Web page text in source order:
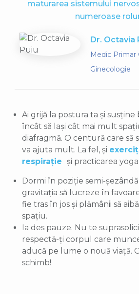
maturarea sistemului
numeroase
Dr. Octavia
Medic Primar
Ginecologie
Ai grijă la postura ta și susține
încât să lași cât mai mult
diafragmă. O centură care să
va ajuta mult. La fel, și
respirație și practicarea yoga.
Dormi în poziție semi-
gravitația să lucreze în
fie tras în jos și plămânii să
spațiu.
Ia des pauze. Nu te
respectă-ți corpul care
aducă pe lume o nouă viață.
schimb!